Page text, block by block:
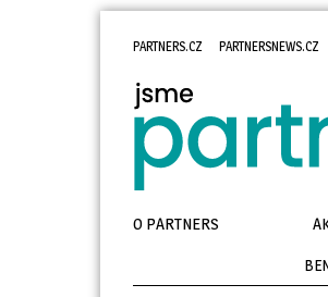
PARTNERS.CZ PARTNERSNEWS.CZ
O PARTNERS